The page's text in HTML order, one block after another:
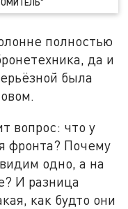
полностью
да и
была
вопрос: что у
фронта? Почему
одно, а на
И разница
как будто они